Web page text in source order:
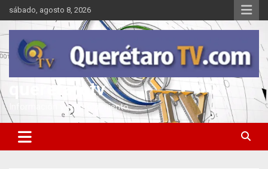
Saltar
al
contenido
sábado, agosto 8, 2026
queretarotv
Información y entretenimiento